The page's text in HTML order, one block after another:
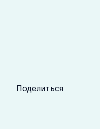
Поделиться